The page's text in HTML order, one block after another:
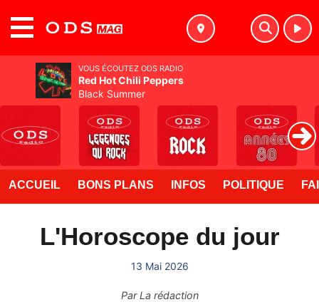
ACCUEIL BONS PLANS INFOS POLITIQUE
L'Horoscope du jour
13 Mai 2026
ParLa rédaction
VOUS ÉCOUTEZ ODS RADIO
Red Hot Chili Peppers
Black Summer